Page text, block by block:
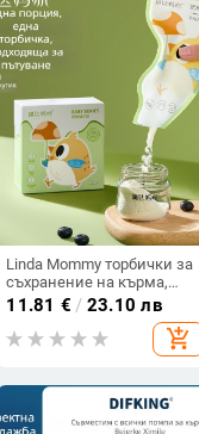
Linda Mommy торбички за
съхранение на кърма,
PET, капацитет 50 g,
комплект 30 броя,
еднократни
11.81 € / 23.10 лв
add_shopping_cart